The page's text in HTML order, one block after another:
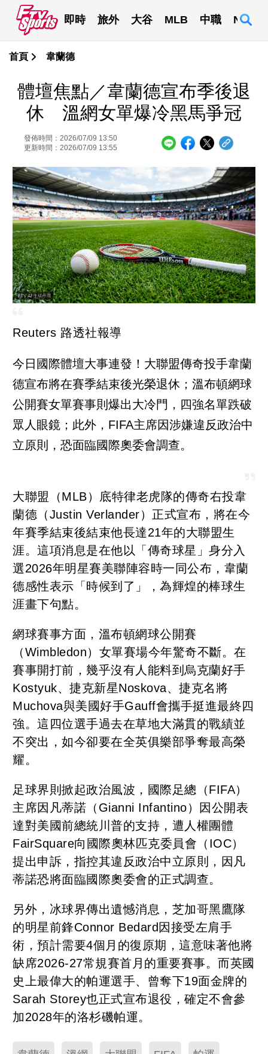
即時 旅外 大谷 MLB 中職 NBA
首頁 韋蘭德
體壇焦點／韋蘭德宣布季後退
休 溫網女單爆冷黑馬爭冠
發佈時間：2026/07/09 13:50
更新時間：2026/07/09 13:55
Reuters 路透社報導
今日國際體壇大事連發！大聯盟傳奇投手韋蘭
德宣布將在賽季結束後光榮退休；溫布頓網球
公開賽女單賽事則爆出大冷門，四強名單跌破
眾人眼鏡；此外，FIFA主席因涉嫌違反政治中
立原則，恐面臨國際奧委會調查。
大聯盟（MLB）底特律老虎隊的傳奇右投韋
蘭德（Justin Verlander）正式宣布，將在今
年賽季結束後結束他長達21年的大聯盟生
涯。這項消息是在他以「傳奇球星」身分入
選2026年明星賽美聯陣容時一同公布，韋蘭
德感性表示「時候到了」，為輝煌的棒球生
涯畫下句點。
網球賽事方面，溫布頓網球公開賽
（Wimbledon）女單賽場今年驚奇不斷。在
賽事開打前，幾乎沒有人能料到烏克蘭好手
Kostyuk、捷克新星Noskova、捷克名將
Muchova與美國好手Gauff會攜手挺進最終四
強。這四位選手過去在草地大滿貫的戰績並
不突出，如今卻要在全英俱樂部爭奪最高榮
耀。
足球界則掀起政治風波，國際足總（FIFA）
主席因凡蒂諾（Gianni Infantino）因公開表
達對美國前總統川普的支持，遭人權團體
FairSquare向國際奧林匹克委員會（IOC）
提出申訴，指控其違反政治中立原則，因凡
蒂諾恐將面臨國際奧委會的正式調查。
另外，冰球界傳出遺憾消息，芝加哥黑鷹隊
的明星前鋒Connor Bedard因接受左肩手
術，預計需要4個月的復原期，這意味著他將
缺席2026-27常規賽首月的重要賽事。而英國
史上最偉大的帕運選手、曾奪下19面金牌的
Sarah Storey也正式宣布退役，確定不會參
加2028年的洛杉磯帕運。